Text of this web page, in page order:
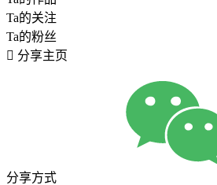
Ta的关注
Ta的粉丝
 分享主页
分享方式